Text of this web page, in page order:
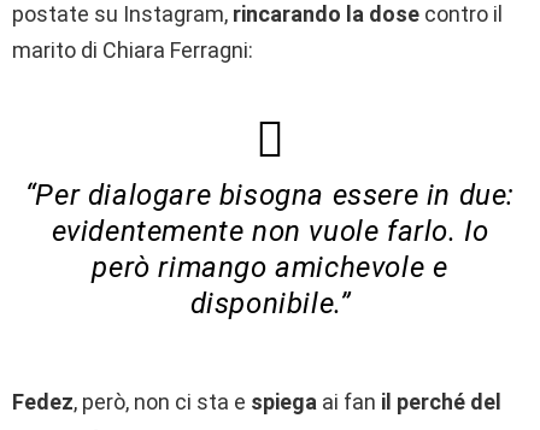
postate su Instagram, rincarando la dose contro il
marito di Chiara Ferragni:
“Per dialogare bisogna essere in due:
evidentemente non vuole farlo. Io
però rimango amichevole e
disponibile.”
Fedez, però, non ci sta e spiega ai fan il perché del